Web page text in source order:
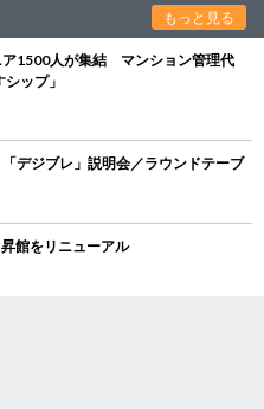
もっと見る
ア1500人が集結 マンション管理代
ップ」
デジブレ」説明会／ラウンドテーブ
館をリニューアル